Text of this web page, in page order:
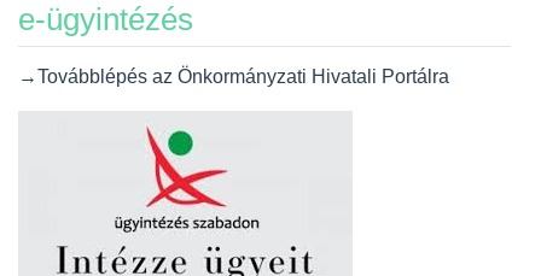
e-ügyintézés
→Továbblépés az Önkormányzati Hivatali Portálra